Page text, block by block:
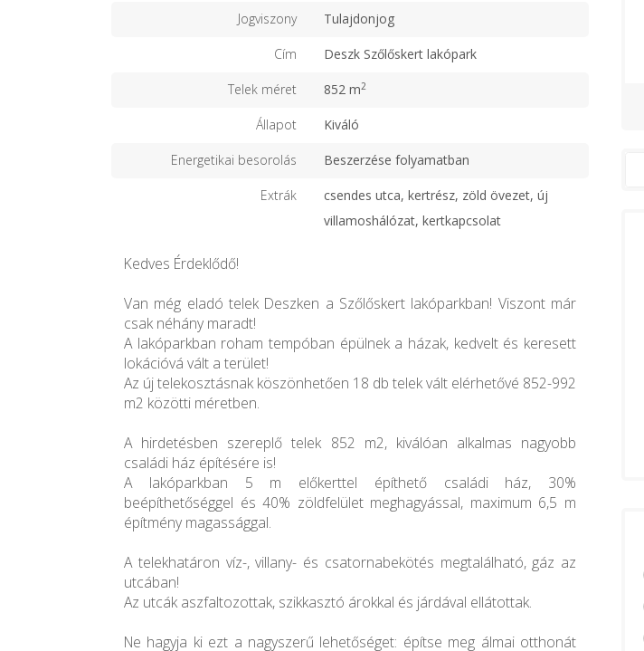
Jogviszony Tulajdonjog
Cím Deszk Szőlőskert lakópark
Telek méret 852 m2
Állapot Kiváló
Energetikai besorolás Beszerzése folyamatban
Extrák
csendes utca, kertrész, zöld övezet, új
villamoshálózat, kertkapcsolat
Kedves Érdeklődő!
Van még eladó telek Deszken a Szőlőskert lakóparkban! Viszont már
csak néhány maradt!
A lakóparkban roham tempóban épülnek a házak, kedvelt és keresett
lokációvá vált a terület!
Az új telekosztásnak köszönhetően 18 db telek vált elérhetővé 852-992
m2 közötti méretben.
A hirdetésben szereplő telek 852 m2, kiválóan alkalmas nagyobb
családi ház építésére is!
A lakóparkban 5 m előkerttel építhető családi ház, 30%
beépíthetőséggel és 40% zöldfelület meghagyással, maximum 6,5 m
építmény magassággal.
A telekhatáron víz-, villany- és csatornabekötés megtalálható, gáz az
utcában!
Az utcák aszfaltozottak, szikkasztó árokkal és járdával ellátottak.
Ne hagyja ki ezt a nagyszerű lehetőséget: építse meg álmai otthonát